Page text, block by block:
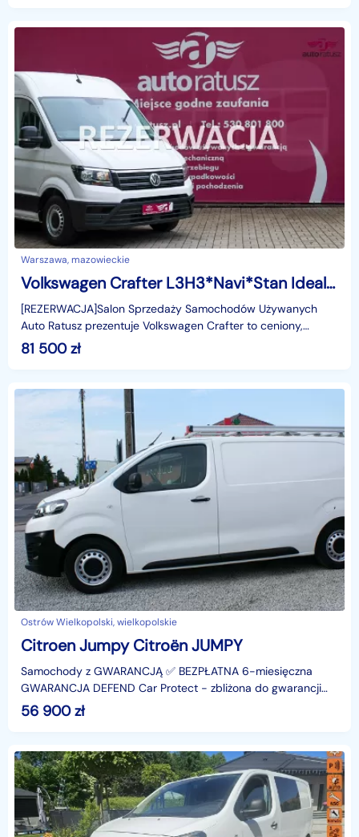
Warszawa, mazowieckie
Volkswagen Crafter L3H3*Navi*Stan Idealny*Zabudowa*Serwisowany
[REZERWACJA]Salon Sprzedaży Samochodów Używanych
Auto Ratusz prezentuje Volkswagen Crafter to ceniony,
solidny i niezwykle pojemny samochód dostawczy.
Prezentow
81 500zł
Ostrów Wielkopolski, wielkopolskie
Citroen Jumpy Citroën JUMPY
Samochody z GWARANCJĄ ✅ BEZPŁATNA 6-miesięczna
GWARANCJA DEFEND Car Protect − zbliżona do gwarancji
producentaCITROEN JUMPY− 1.5 BlueHDi, moc 102 KM,
manualna
56 900zł